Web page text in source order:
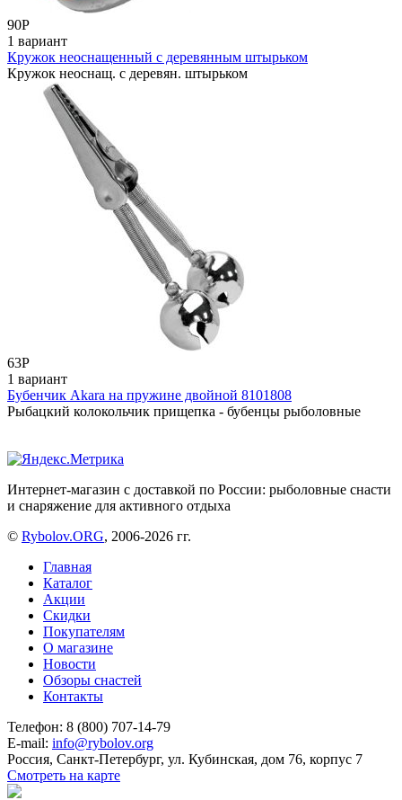
90Р
1 вариант
Кружок неоснащенный с деревянным штырьком
Кружок неоснащ. с деревян. штырьком
63Р
1 вариант
Бубенчик Akara на пружине двойной 8101808
Рыбацкий колокольчик прищепка - бубенцы рыболовные
Интернет-магазин с доставкой по России: рыболовные снасти
и снаряжение для активного отдыха
© Rybolov.ORG, 2006-2026 гг.
Главная
Каталог
Акции
Скидки
Покупателям
О магазине
Новости
Обзоры снастей
Контакты
Телефон: 8 (800) 707-14-79
E-mail: info@rybolov.org
Россия, Санкт-Петербург, ул. Кубинская, дом 76, корпус 7
Смотреть на карте